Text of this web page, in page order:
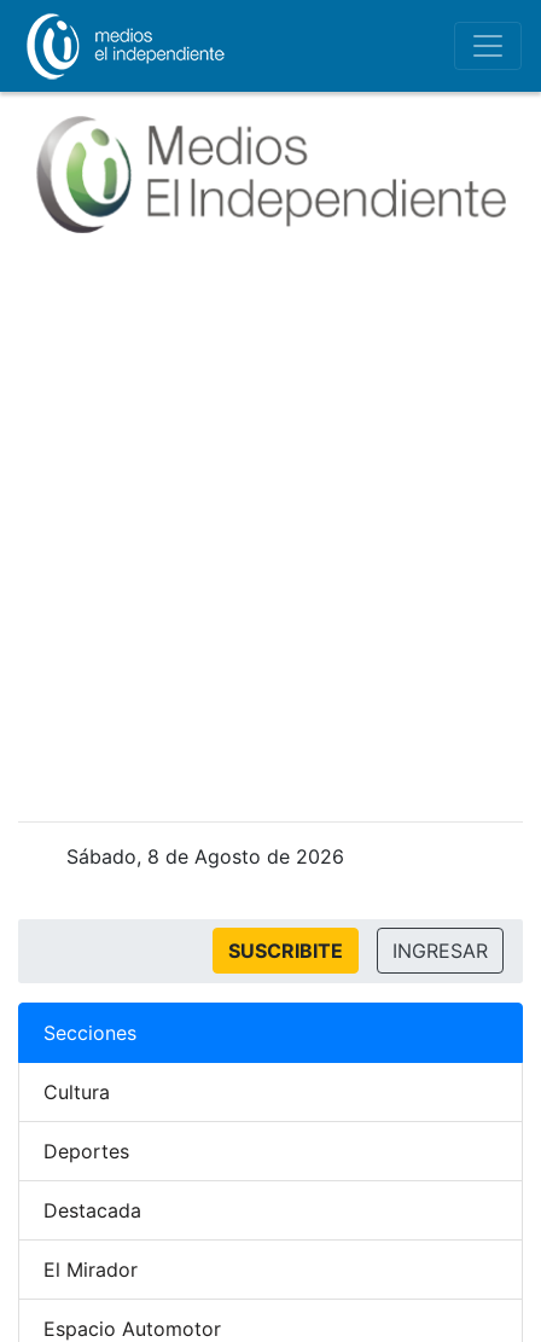
Sábado, 8 de Agosto de 2026
SUSCRIBITE INGRESAR
Secciones
Cultura
Deportes
Destacada
El Mirador
Espacio Automotor